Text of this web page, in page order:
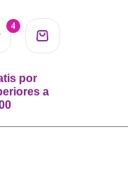
4
por
a